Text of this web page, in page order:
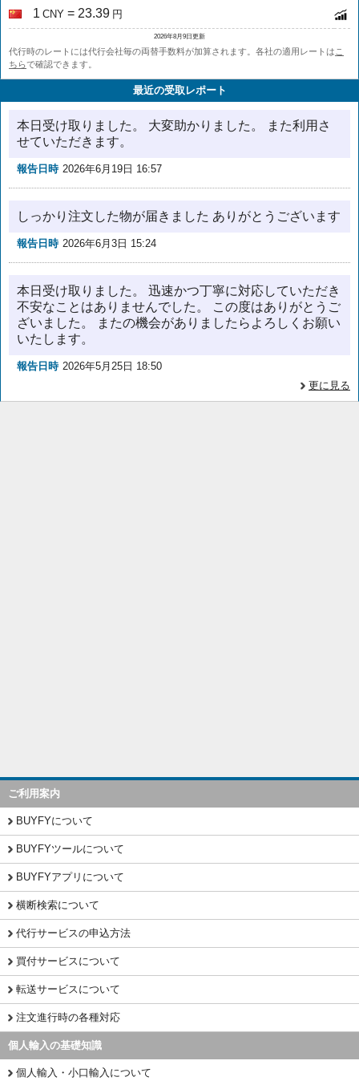
1 CNY = 23.39 円
2026年8月9日更新
代行時のレートには代行会社毎の両替手数料が加算されます。各社の適用レートは こ
ちらで確認できます。
最近の受取レポート
本日受け取りました。 大変助かりました。 また利用さ
せていただきます。
報告日時 2026年6月19日 16:57
しっかり注文した物が届きました ありがとうございます
報告日時 2026年6月3日 15:24
本日受け取りました。 迅速かつ丁寧に対応していただき
不安なことはありませんでした。 この度はありがとうご
ざいました。 またの機会がありましたらよろしくお願い
いたします。
報告日時 2026年5月25日 18:50
更に見る
ご利用案内
BUYFYについて
BUYFYツールについて
BUYFYアプリについて
横断検索について
代行サービスの申込方法
買付サービスについて
転送サービスについて
注文進行時の各種対応
個人輸入の基礎知識
個人輸入・小口輸入について